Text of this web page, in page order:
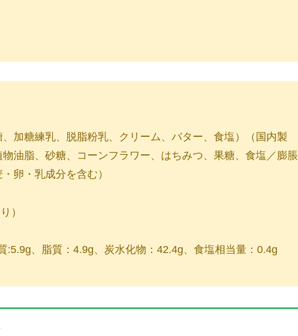
加糖練乳、脱脂粉乳、クリーム、バター、食塩）（国内製
油脂、砂糖、コーンフラワー、はちみつ、果糖、食塩／膨脹
卵・乳成分を含む）
）
:5.9g、脂質：4.9g、炭水化物：42.4g、食塩相当量：0.4g